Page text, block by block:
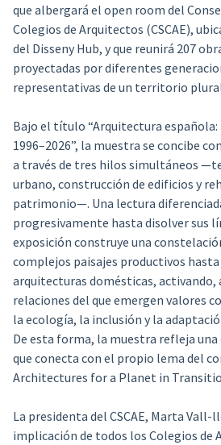
que albergará el open room del
Colegios de Arquitectos (CSCAE),
del Disseny Hub, y que reunirá 207
proyectadas por diferentes
representativas de un territorio
Bajo el título “Arquitectura española:
1996–2026”, la muestra se concibe
a través de tres hilos simultáneos
urbano, construcción de edificios y
patrimonio—. Una lectura
progresivamente hasta disolver sus
exposición construye una
complejos paisajes productivos hasta
arquitecturas domésticas, activando,
relaciones del que emergen valores
la ecología, la inclusión y la
De esta forma, la muestra refleja
que conecta con el propio lema del
Architectures for a Planet in
La presidenta del CSCAE, Marta Vall-
implicación de todos los Colegios de